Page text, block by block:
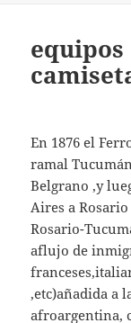
En 1876 el
ramal
Belgrano ,y
Aires a
Rosario-
aflujo de
,etc)añadida a
afroargentina,